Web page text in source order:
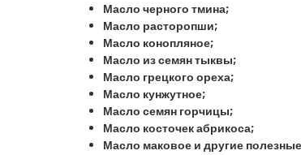
Масло черного тмина;
Масло расторопши;
Масло конопляное;
Масло из семян тыквы;
Масло грецкого ореха;
Масло кунжутное;
Масло семян горчицы;
Масло косточек абрикоса;
Масло маковое и другие